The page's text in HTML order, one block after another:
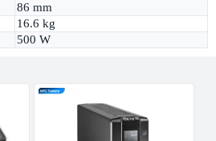
86 mm
16.6 kg
500 W